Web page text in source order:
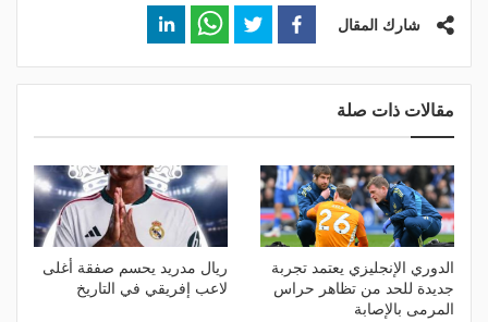
شارك المقال
مقالات ذات صلة
الدوري الإنجليزي يعتمد تجربة
جديدة للحد من تظاهر حراس
المرمى بالإصابة
ريال مدريد يحسم صفقة أغلى
لاعب إفريقي في التاريخ